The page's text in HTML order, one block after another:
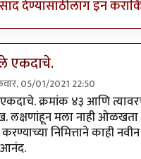
देण्यासाठीलॉग इन करा
एकदाचे.
05/01/2021 22:50
क्रमांक ४३ आणि
लक्षणांहून मला नाही
निमित्ताने काही नवीन